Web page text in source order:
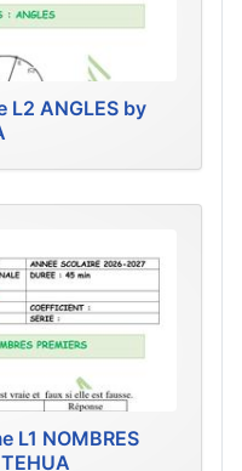
L2 ANGLES by
L1 NOMBRES